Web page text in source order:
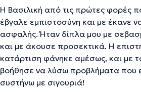
Η Βασιλική από τις πρώτες φορές
έβγαλε εμπιστοσύνη και με έκανε
ασφαλής. Ήταν δίπλα μου με
και με άκουσε προσεκτικά. Η
κατάρτιση φάνηκε αμέσως, και με
βοήθησε να λύσω προβλήματα που
συστήνω με σιγουριά!